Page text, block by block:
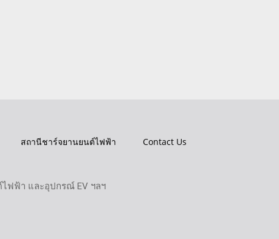
สถานีชาร์จยานยนต์ไฟฟ้า
Contact Us
ไฟฟ้า และอุปกรณ์ EV ฯลฯ